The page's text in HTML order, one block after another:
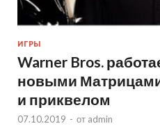
ИГРЫ
Warner Bros.
новыми
и приквелом
07.10.2019 - от admin